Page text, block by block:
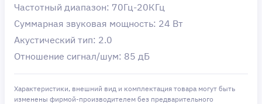
Частотный диапазон: 70Гц-20КГц
Суммарная звуковая мощность: 24 Вт
Акустический тип: 2.0
Отношение сигнал/шум: 85 дБ
Характеристики, внешний вид и комплектация товара могут быть
изменены фирмой-производителем без предварительного